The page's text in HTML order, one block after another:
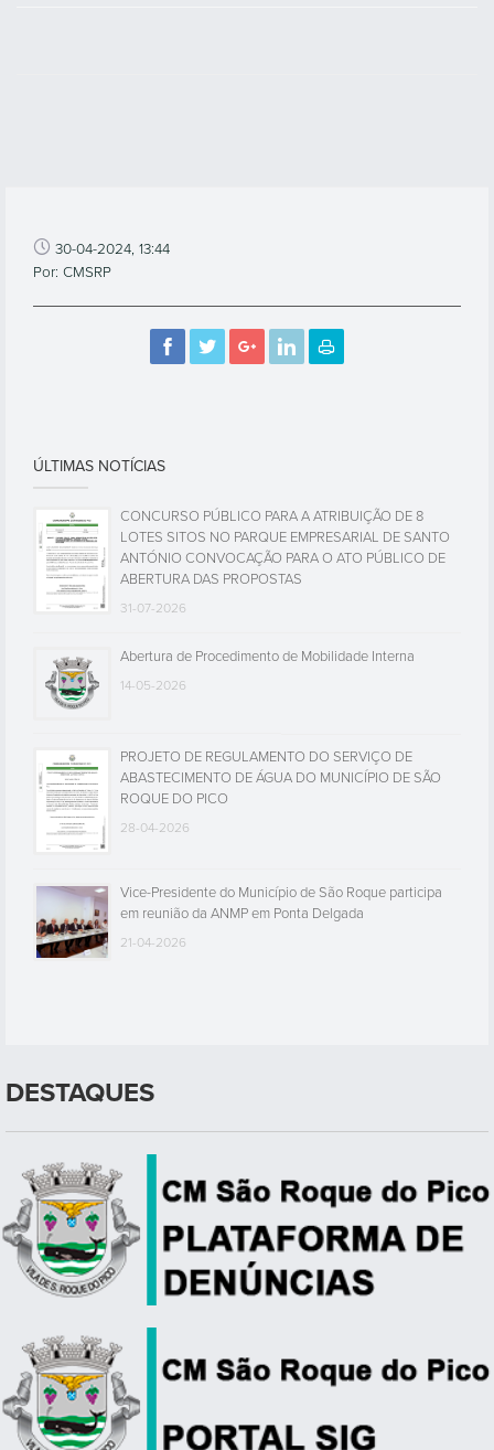
30-04-2024, 13:44
Por: CMSRP
ÚLTIMAS NOTÍCIAS
CONCURSO PÚBLICO PARA A ATRIBUIÇÃO DE 8
LOTES SITOS NO PARQUE EMPRESARIAL DE SANTO
ANTÓNIO CONVOCAÇÃO PARA O ATO PÚBLICO DE
ABERTURA DAS PROPOSTAS
31-07-2026
Abertura de Procedimento de Mobilidade Interna
14-05-2026
PROJETO DE REGULAMENTO DO SERVIÇO DE
ABASTECIMENTO DE ÁGUA DO MUNICÍPIO DE SÃO
ROQUE DO PICO
28-04-2026
Vice-Presidente do Município de São Roque participa
em reunião da ANMP em Ponta Delgada
21-04-2026
DESTAQUES